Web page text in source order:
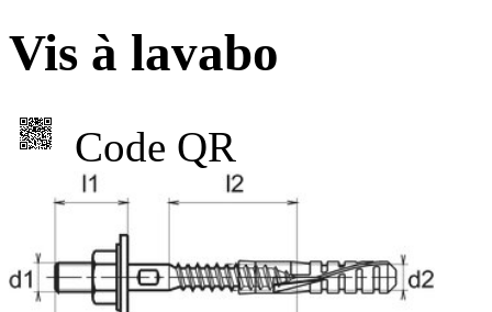
Vis à lavabo
Code QR